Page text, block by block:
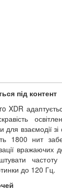
під контент
XDR
для взаємодії
1800 нит
вражаючих
до 120 Гц.